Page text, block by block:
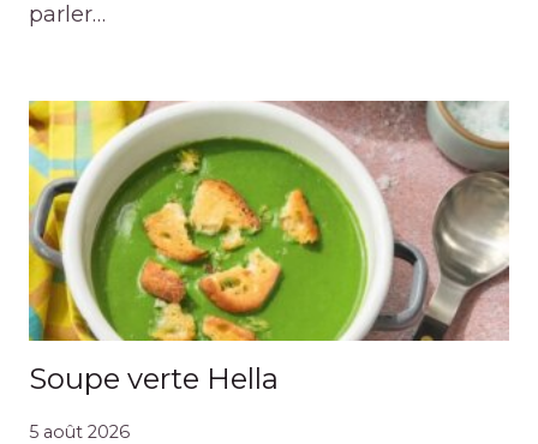
parler…
Soupe verte Hella
5 août 2026